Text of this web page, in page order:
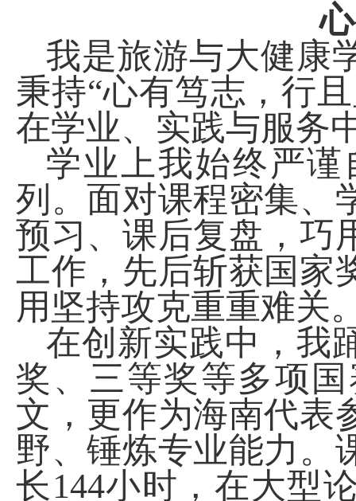
我是旅游与大健康
秉持“心有笃志，行
在学业、实践与服务
学业上我始终严
列。面对课程密集、
预习、课后复盘，巧
工作，先后斩获国家
用坚持攻克重重难关
在创新实践中，我
奖、三等奖等多项
文，更作为海南代表
野、锤炼专业能力。
长 144小时，在大型